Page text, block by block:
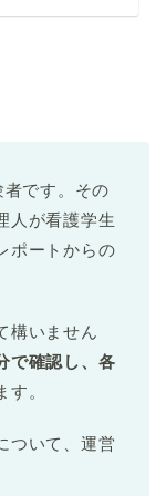
です。その
人が看護学生
ポートからの
構いません
で確認し、各
す。
ついて、運営